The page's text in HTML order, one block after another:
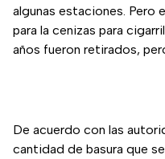
algunas estaciones. Pero
para la cenizas para
años fueron retirados,
De acuerdo con las
cantidad de basura que